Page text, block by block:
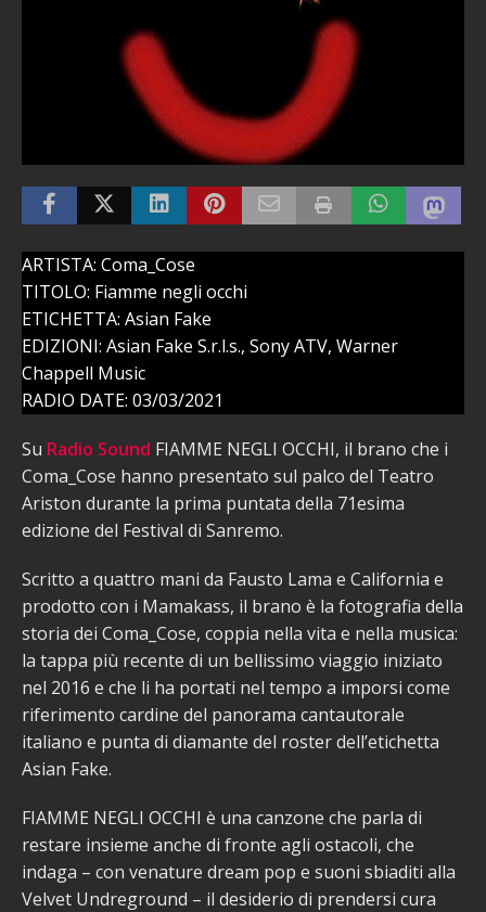
ARTISTA: Coma_Cose
TITOLO: Fiamme negli occhi
ETICHETTA: Asian Fake
EDIZIONI: Asian Fake S.r.l.s., Sony ATV, Warner
Chappell Music
RADIO DATE: 03/03/2021
Su Radio Sound FIAMME NEGLI OCCHI, il brano che i
Coma_Cose hanno presentato sul palco del Teatro
Ariston durante la prima puntata della 71esima
edizione del Festival di Sanremo.
Scritto a quattro mani da Fausto Lama e California e
prodotto con i Mamakass, il brano è la fotografia della
storia dei Coma_Cose, coppia nella vita e nella musica:
la tappa più recente di un bellissimo viaggio iniziato
nel 2016 e che li ha portati nel tempo a imporsi come
riferimento cardine del panorama cantautorale
italiano e punta di diamante del roster dell’etichetta
Asian Fake.
FIAMME NEGLI OCCHI è una canzone che parla di
restare insieme anche di fronte agli ostacoli, che
indaga – con venature dream pop e suoni sbiaditi alla
Velvet Undreground – il desiderio di prendersi cura